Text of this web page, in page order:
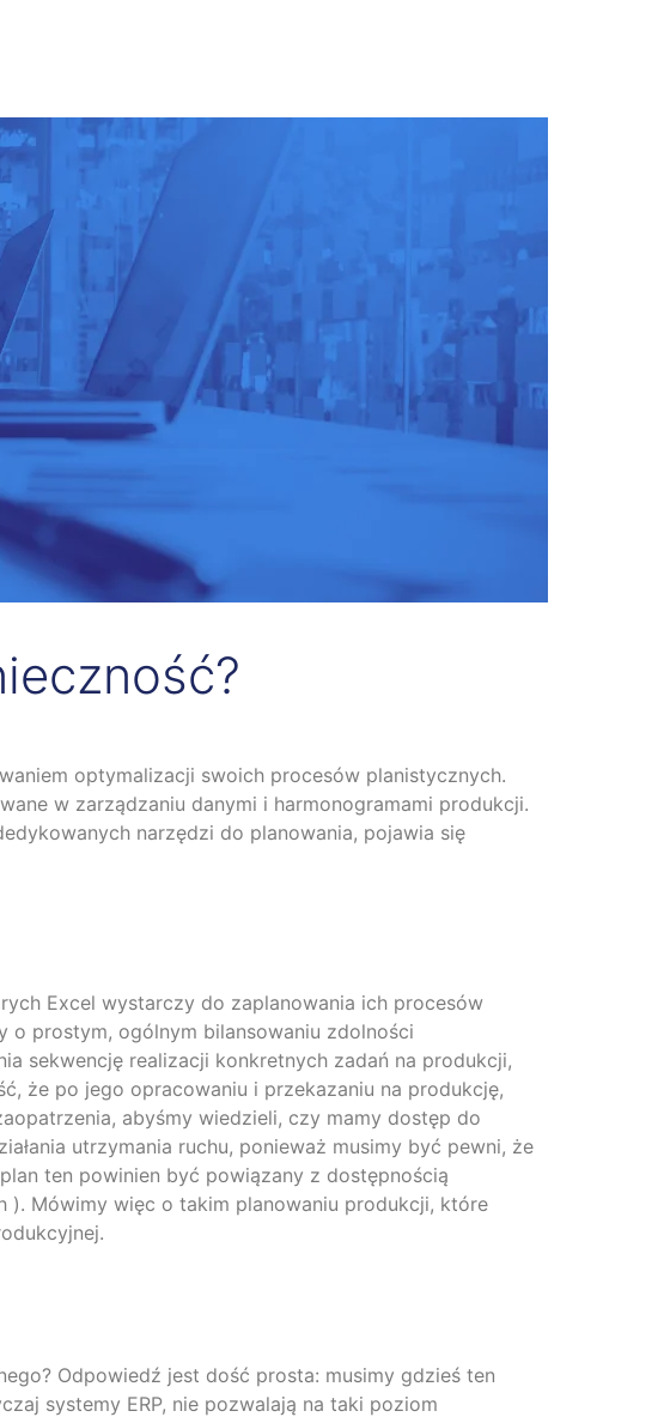
optymalizacji swoich procesów planistycznych.
w zarządzaniu danymi i harmonogramami produkcji.
narzędzi do planowania, pojawia się
Excel wystarczy do zaplanowania ich procesów
o prostym, ogólnym bilansowaniu zdolności
sekwencję realizacji konkretnych zadań na produkcji,
że po jego opracowaniu i przekazaniu na produkcję,
abyśmy wiedzieli, czy mamy dostęp do
utrzymania ruchu, ponieważ musimy być pewni, że
ten powinien być powiązany z dostępnością
Mówimy więc o takim planowaniu produkcji, które
Odpowiedź jest dość prosta: musimy gdzieś ten
systemy ERP, nie pozwalają na taki poziom